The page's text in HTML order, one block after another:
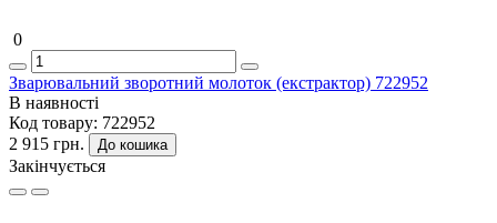
0
Зварювальний зворотний молоток (екстрактор) 722952
В наявності
Код товару: 722952
2 915 грн.
До кошика
Закінчується